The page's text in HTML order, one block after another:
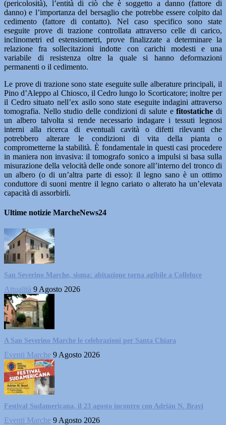
(pericolosità), l’entità di ciò che è soggetto a danno (fattore di
danno) e l’importanza del bersaglio che potrebbe essere colpito dal
cedimento (fattore di contatto). Nel caso specifico sono state
eseguite prove di trazione controllata attraverso celle di carico,
inclinometri ed estensiometri, prove finalizzate a determinare la
relazione fra sollecitazioni indotte con carichi modesti e una
variabile di resistenza oltre la quale si hanno deformazioni
permanenti o il cedimento.
Le prove di trazione sono state eseguite sulle alberature principali, il
Pino d’Aleppo al Chiosco, il Cedro lungo lo Scorticatore; inoltre per
il Cedro situato nell’ex asilo sono state eseguite indagini attraverso
tomografia. Nello studio delle condizioni di salute efitostatiche di
un albero talvolta si rende necessario indagare i tessuti legnosi
interni alla ricerca di eventuali cavità o difetti rilevanti che
potrebbero alterare le condizioni di vita della pianta o
comprometterne la stabilità. È fondamentale in questi casi procedere
in maniera non invasiva: il tomografo sonico a impulsi si basa sulla
misurazione della velocità delle onde sonore all’interno del tronco di
un albero (o di un’altra parte di esso): il legno sano è un ottimo
conduttore di suoni mentre il legno cariato o alterato ha un’elevata
capacità di assorbirli.
Ultime notizie MarcheNews24
San Severino Marche, sisma: abitazione torna agibile a Colleluce
Attualità 9 Agosto 2026
A San Severino Marche le celebrazioni per Santa Chiara
Eventi Marche 9 Agosto 2026
Festival Sudamericana, il 23 agosto incontro con Adrián N. Bravi
Eventi Marche 9 Agosto 2026